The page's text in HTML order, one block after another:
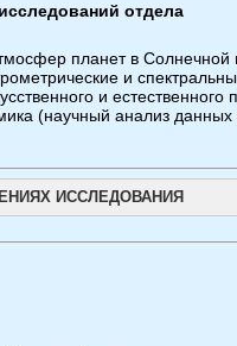
отдела
планет в Солнечной
и
и
(научный анализ
ИССЛЕДОВАНИЯ